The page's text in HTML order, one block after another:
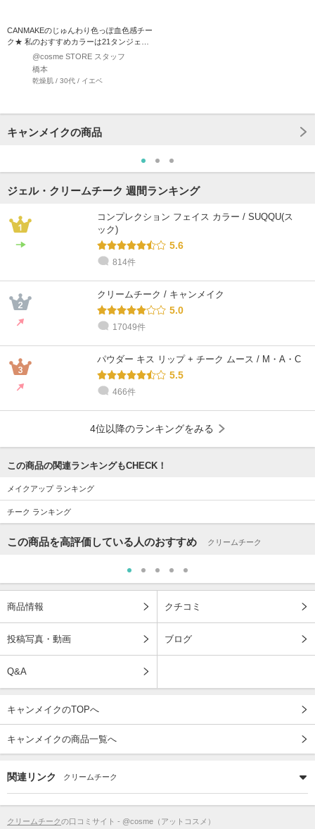
CANMAKEのじゅんわり色っぽ血色感チー
ク★ 私のおすすめカラーは21タンジェリ
ンティ…@cosme STORE スタッフ
橋本
乾燥肌 / 30代 / イエベ
キャンメイクの商品
ジェル・クリームチーク 週間ランキング
コンプレクション フェイス カラー / SUQQU(ス
ック)
5.6
814件
クリームチーク / キャンメイク
5.0
17049件
パウダー キス リップ + チーク ムース / M・A・C
5.5
466件
4位以降のランキングをみる
この商品の関連ランキングもCHECK！
メイクアップ ランキング
チーク ランキング
この商品を高評価している人のおすすめ クリームチーク
商品情報 クチコミ
投稿写真・動画 ブログ
Q&A
キャンメイクのTOPへ
キャンメイクの商品一覧へ
関連リンク クリームチーク
クリームチークの口コミサイト - @cosme（アットコスメ）